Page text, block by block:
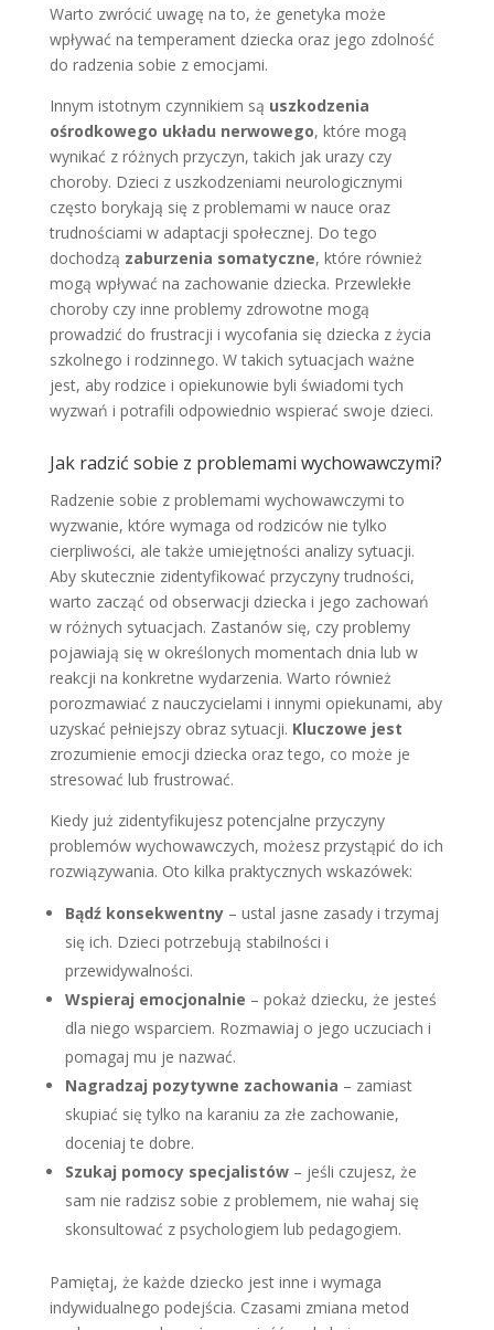
Warto zwrócić uwagę na to, że genetyka może
wpływać na temperament dziecka oraz jego zdolność
do radzenia sobie z emocjami.
Innym istotnym czynnikiem są uszkodzenia
ośrodkowego układu nerwowego, które mogą
wynikać z różnych przyczyn, takich jak urazy czy
choroby. Dzieci z uszkodzeniami neurologicznymi
często borykają się z problemami w nauce oraz
trudnościami w adaptacji społecznej. Do tego
dochodzą zaburzenia somatyczne, które również
mogą wpływać na zachowanie dziecka. Przewlekłe
choroby czy inne problemy zdrowotne mogą
prowadzić do frustracji i wycofania się dziecka z życia
szkolnego i rodzinnego. W takich sytuacjach ważne
jest, aby rodzice i opiekunowie byli świadomi tych
wyzwań i potrafili odpowiednio wspierać swoje dzieci.
Jak radzić sobie z problemami wychowawczymi?
Radzenie sobie z problemami wychowawczymi to
wyzwanie, które wymaga od rodziców nie tylko
cierpliwości, ale także umiejętności analizy sytuacji.
Aby skutecznie zidentyfikować przyczyny trudności,
warto zacząć od obserwacji dziecka i jego zachowań
w różnych sytuacjach. Zastanów się, czy problemy
pojawiają się w określonych momentach dnia lub w
reakcji na konkretne wydarzenia. Warto również
porozmawiać z nauczycielami i innymi opiekunami, aby
uzyskać pełniejszy obraz sytuacji. Kluczowe jest
zrozumienie emocji dziecka oraz tego, co może je
stresować lub frustrować.
Kiedy już zidentyfikujesz potencjalne przyczyny
problemów wychowawczych, możesz przystąpić do ich
rozwiązywania. Oto kilka praktycznych wskazówek:
Bądź konsekwentny– ustal jasne zasady i trzymaj
się ich. Dzieci potrzebują stabilności i
przewidywalności.
Wspieraj emocjonalnie – pokaż dziecku, że jesteś
dla niego wsparciem. Rozmawiaj o jego uczuciach i
pomagaj mu je nazwać.
Nagradzaj pozytywne zachowania – zamiast
skupiać się tylko na karaniu za złe zachowanie,
doceniaj te dobre.
Szukaj pomocy specjalistów– jeśli czujesz, że
sam nie radzisz sobie z problemem, nie wahaj się
skonsultować z psychologiem lub pedagogiem.
Pamiętaj, że każde dziecko jest inne i wymaga
indywidualnego podejścia. Czasami zmiana metod